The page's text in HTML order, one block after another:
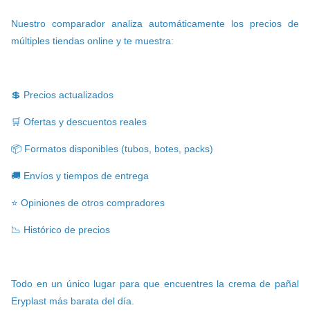
Nuestro comparador analiza automáticamente los precios de
múltiples tiendas online y te muestra:
💲 Precios actualizados
🛒 Ofertas y descuentos reales
📦 Formatos disponibles (tubos, botes, packs)
🚚 Envíos y tiempos de entrega
⭐ Opiniones de otros compradores
📉 Histórico de precios
Todo en un único lugar para que encuentres la crema de pañal
Eryplast más barata del día.